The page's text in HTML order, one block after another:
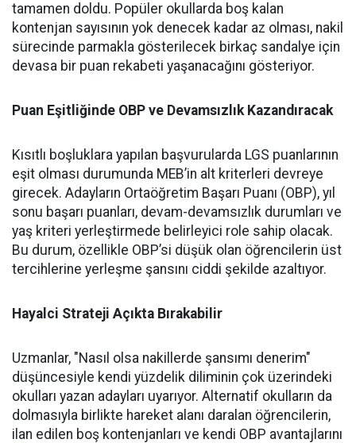
tamamen doldu. Popüler okullarda boş kalan
kontenjan sayısının yok denecek kadar az olması, nakil
sürecinde parmakla gösterilecek birkaç sandalye için
devasa bir puan rekabeti yaşanacağını gösteriyor.
Puan Eşitliğinde OBP ve Devamsızlık Kazandıracak
Kısıtlı boşluklara yapılan başvurularda LGS puanlarının
eşit olması durumunda MEB’in alt kriterleri devreye
girecek. Adayların Ortaöğretim Başarı Puanı (OBP), yıl
sonu başarı puanları, devam-devamsızlık durumları ve
yaş kriteri yerleştirmede belirleyici role sahip olacak.
Bu durum, özellikle OBP’si düşük olan öğrencilerin üst
tercihlerine yerleşme şansını ciddi şekilde azaltıyor.
Hayalci Strateji Açıkta Bırakabilir
Uzmanlar, "Nasıl olsa nakillerde şansımı denerim"
düşüncesiyle kendi yüzdelik diliminin çok üzerindeki
okulları yazan adayları uyarıyor. Alternatif okulların da
dolmasıyla birlikte hareket alanı daralan öğrencilerin,
ilan edilen boş kontenjanları ve kendi OBP avantajlarını